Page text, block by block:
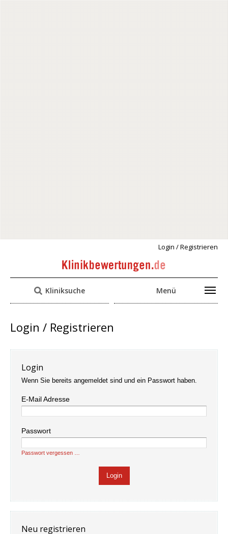
Login / Registrieren
Kliniksuche Menü
Login / Registrieren
Login
Wenn Sie bereits angemeldet sind und ein Passwort haben.
E-Mail Adresse
Passwort
Passwort vergessen …
Neu registrieren